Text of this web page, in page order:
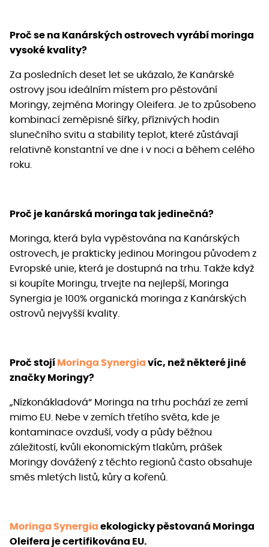
Proč se na Kanárských ostrovech vyrábí moringa
vysoké kvality?
Za posledních deset let se ukázalo, že Kanárské
ostrovy jsou ideálním místem pro pěstování
Moringy, zejména Moringy Oleifera. Je to způsobeno
kombinací zeměpisné šířky, příznivých hodin
slunečního svitu a stability teplot, které zůstávají
relativně konstantní ve dne i v noci a během celého
roku.
Proč je kanárská moringa tak jedinečná?
Moringa, která byla vypěstována na Kanárských
ostrovech, je prakticky jedinou Moringou původem z
Evropské unie, která je dostupná na trhu. Takže když
si koupíte Moringu, trvejte na nejlepší, Moringa
Synergia je 100% organická moringa z Kanárských
ostrovů nejvyšší kvality.
Proč stojí Moringa Synergia víc, než některé jiné
značky Moringy?
„Nízkonákladová“ Moringa na trhu pochází ze zemí
mimo EU. Nebe v zemích třetího světa, kde je
kontaminace ovzduší, vody a půdy běžnou
záležitostí, kvůli ekonomickým tlakům, prášek
Moringy dovážený z těchto regionů často obsahuje
směs mletých listů, kůry a kořenů.
Moringa Synergia ekologicky pěstovaná Moringa
Oleifera je certifikována EU.